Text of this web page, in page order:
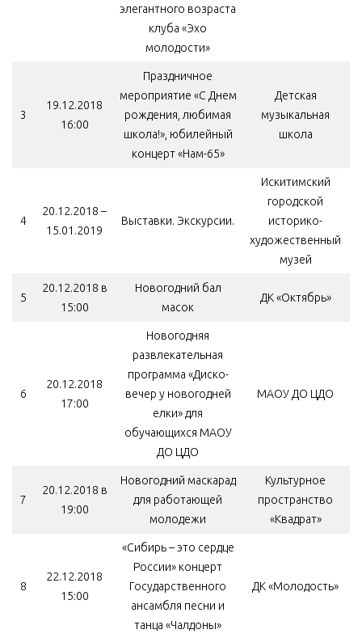
МБУ Парк культуры и отдыха им. И.В. Коротеева
Независимая оценка качества
элегантного возраста
клуба «Эхо
молодости»
3
19.12.2018
16:00
Праздничное
мероприятие «С Днем
рождения, любимая
школа!», юбилейный
концерт «Нам-65»
Детская
музыкальная
школа
4
20.12.2018 –
15.01.2019
Выставки. Экскурсии.
Искитимский
городской
историко-
художественный
музей
5
20.12.2018 в
15:00
Новогодний бал
масок
ДК «Октябрь»
6
20.12.2018
17:00
Новогодняя
развлекательная
программа «Диско-
вечер у новогодней
елки» для
обучающихся МАОУ
ДО ЦДО
МАОУ ДО ЦДО
7
20.12.2018 в
19:00
Новогодний маскарад
для работающей
молодежи
Культурное
пространство
«Квадрат»
8
22.12.2018
15:00
«Сибирь – это сердце
России» концерт
Государственного
ансамбля песни и
танца «Чалдоны»
ДК «Молодость»